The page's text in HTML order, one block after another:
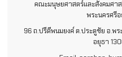
คณะมนุษยศาสตร์และสังคมศา
พระนครศรี
96 ถ.ปรีดีพนมยงค์ ต.ประตูชัย อ.พ
อยุธา